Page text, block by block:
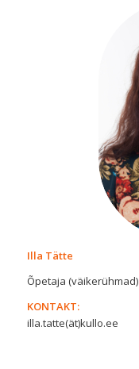
Illa Tätte
Õpetaja (väikerühmad)
KONTAKT:
illa.tatte(ät)kullo.ee